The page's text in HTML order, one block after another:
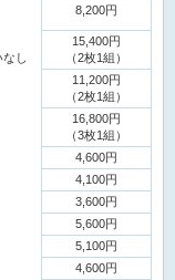
し
8,200円
15,400円
（2枚1組）
11,200円
（2枚1組）
16,800円
（3枚1組）
4,600円
4,100円
3,600円
5,600円
5,100円
4,600円